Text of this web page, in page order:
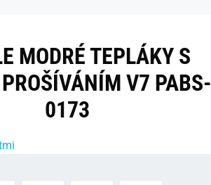
MODRÉ TEPLÁKY S
V7 PABS-
0173